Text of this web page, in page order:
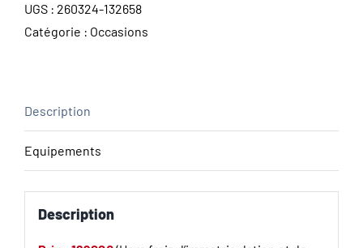
UGS : 260324-132658
Catégorie : Occasions
Description
Equipements
Description